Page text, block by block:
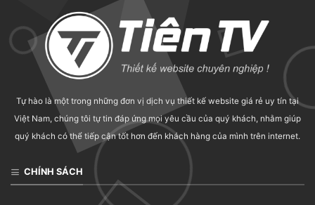
CROCOBLOCK
JetStyleManager for Elementor
Tự hào là một trong những đơn vị dịch vụ thiết kế website giá rẻ uy tín tại
Việt Nam, chúng tôi tự tin đáp ứng mọi yêu cầu của quý khách, nhằm giúp
quý khách có thể tiếp cận tốt hơn đến khách hàng của mình trên internet.
CHÍNH SÁCH